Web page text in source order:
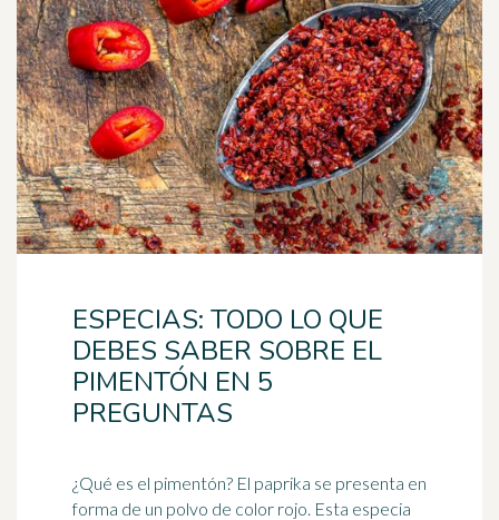
ESPECIAS: TODO LO QUE
DEBES SABER SOBRE EL
PIMENTÓN EN 5
PREGUNTAS
¿Qué es el pimentón? El paprika se presenta en
forma de un polvo de color rojo. Esta especia